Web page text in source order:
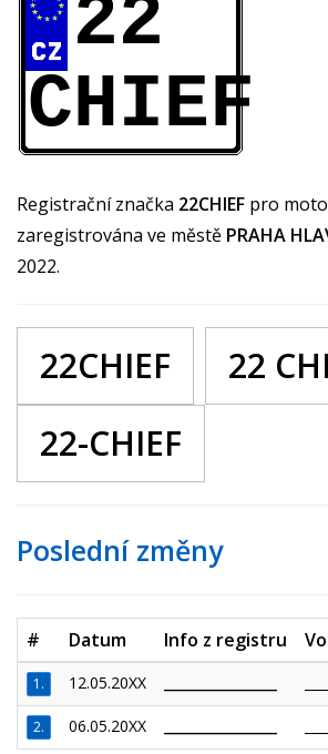
22
CHIEF
Registrační značka 22CHIEF pro
zaregistrována ve městě PRAHA
2022.
22CHIEF
22
22-CHIEF
Poslední změny
# Datum Info z registru
1. 12.05.20XX
2. 06.05.20XX